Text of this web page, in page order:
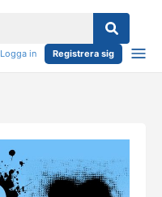
Logga in Registrera sig